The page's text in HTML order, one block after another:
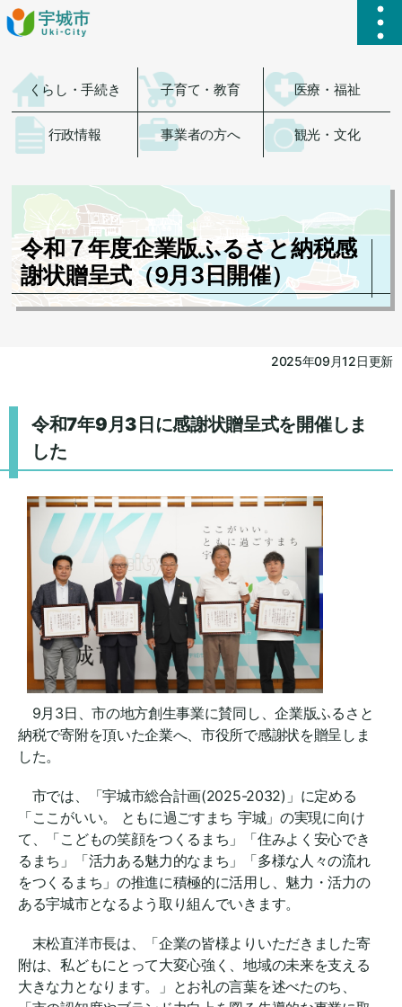
ハ
くらし・手続き 子育て・教育 医療・福祉
行政情報 事業者の方へ 観光・文化
令和７年度企業版ふるさと納税感
謝状贈呈式（9月3日開催）
2025年09月12日更新
令和7年9月3日に感謝状贈呈式を開催しま
した
9月3日、市の地方創生事業に賛同し、企業版ふるさと
納税で寄附を頂いた企業へ、市役所で感謝状を贈呈しま
した。
市では、「宇城市総合計画(2025-2032)」に定める
「ここがいい。 ともに過ごすまち 宇城」の実現に向け
て、「こどもの笑顔をつくるまち」「住みよく安心でき
るまち」「活力ある魅力的なまち」「多様な人々の流れ
をつくるまち」の推進に積極的に活用し、魅力・活力の
ある宇城市となるよう取り組んでいきます。
末松直洋市長は、「企業の皆様よりいただきました寄
附は、私どもにとって大変心強く、地域の未来を支える
大きな力となります。」とお礼の言葉を述べたのち、